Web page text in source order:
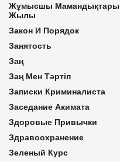
Жұмысшы Мамандықтары
Жылы
Закон И Порядок
Занятость
Заң
Заң Мен Тәртіп
Записки Криминалиста
Заседание Акимата
Здоровые Привычки
Здравоохранение
Зеленый Курс